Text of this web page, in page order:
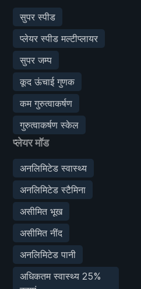
सुपर स्पीड
प्लेयर स्पीड मल्टीप्लायर
सुपर जम्प
कूद ऊंचाई गुणक
कम गुरुत्वाकर्षण
गुरुत्वाकर्षण स्केल
प्लेयर मॉड
अनलिमिटेड स्वास्थ्य
अनलिमिटेड स्टैमिना
असीमित भूख
असीमित नींद
अनलिमिटेड पानी
अधिकतम स्वास्थ्य 25%